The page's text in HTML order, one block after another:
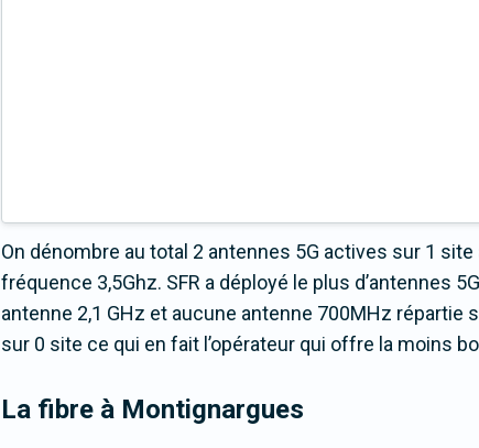
On dénombre au total 2 antennes 5G actives sur 1
fréquence 3,5Ghz. SFR a déployé le plus d’antennes
antenne 2,1 GHz et aucune antenne 700MHz répartie
sur 0 site ce qui en fait l’opérateur qui offre la moins
La fibre à Montignargues